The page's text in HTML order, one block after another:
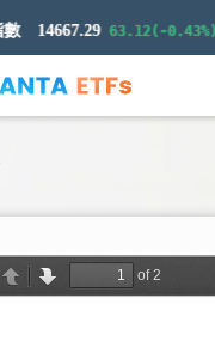
14667.29 63.12(-0.43%)